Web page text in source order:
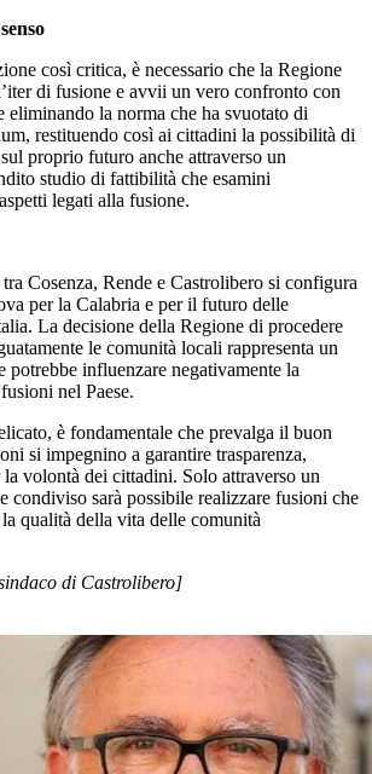
così critica, è necessario che la Regione
di fusione e avvii un vero confronto con
eliminando la norma che ha svuotato di
restituendo così ai cittadini la possibilità di
proprio futuro anche attraverso un
studio di fattibilità che esamini
legati alla fusione.
Cosenza, Rende e Castrolibero si configura
per la Calabria e per il futuro delle
La decisione della Regione di procedere
le comunità locali rappresenta un
potrebbe influenzare negativamente la
nel Paese.
è fondamentale che prevalga il buon
si impegnino a garantire trasparenza,
volontà dei cittadini. Solo attraverso un
condiviso sarà possibile realizzare fusioni che
qualità della vita delle comunità
di Castrolibero]